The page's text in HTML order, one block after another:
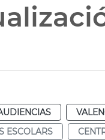
ESCOLARS